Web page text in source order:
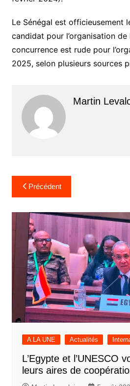
Le Sénégal est officieusement
candidat pour l’organisation de
concurrence est rude pour
2025, selon plusieurs sources
Martin
Navigation
de
l’article
Précédent
A LA UNE Actualités
L’Egypte et l’UNESCO
leurs aires de